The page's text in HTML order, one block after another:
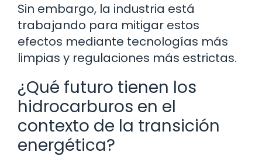
Sin embargo, la industria está
trabajando para mitigar estos
efectos mediante tecnologías más
limpias y regulaciones más estrictas.
¿Qué futuro tienen los
hidrocarburos en el
contexto de la transición
energética?